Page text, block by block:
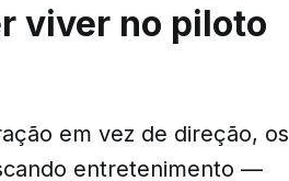
viver no piloto
em vez de direção, os
entretenimento —